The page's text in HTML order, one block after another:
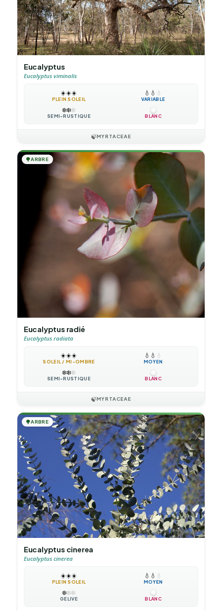
Eucalyptus
Eucalyptus viminalis
☀️☀️☀️
PLEIN SOLEIL
💧 💧 💧
VARIABLE
❄️❄️❄️
SEMI-RUSTIQUE BLANC
🍃MYRTACEAE
🌳ARBRE
Eucalyptus radié
Eucalyptus radiata
☀️☀️☀️
SOLEIL / MI-OMBRE
💧 💧 💧
MOYEN
❄️❄️❄️
SEMI-RUSTIQUE BLANC
🍃MYRTACEAE
🌳ARBRE
Eucalyptus cinerea
Eucalyptus cinerea
☀️☀️☀️
PLEIN SOLEIL
💧 💧 💧
MOYEN
❄️❄️❄️
GÉLIVE BLANC